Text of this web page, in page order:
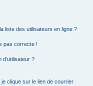
liste des utilisateurs en ligne ?
pas correcte !
?
clique sur le lien de courrier